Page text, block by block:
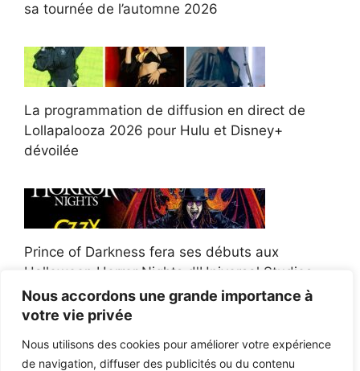
Nous accordons une grande importance à
votre vie privée
Nous utilisons des cookies pour améliorer votre expérience
de navigation, diffuser des publicités ou du contenu
sa tournée de l’automne 2026
La programmation de diffusion en direct de
Lollapalooza 2026 pour Hulu et Disney+
dévoilée
Prince of Darkness fera ses débuts aux
Halloween Horror Nights d'Universal Studios